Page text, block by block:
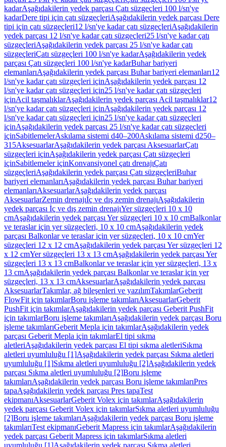
kadarAşağıdakilerin yedek parçası Çatı süzgeçleri 100 l/sn'ye
kadarDere tipi için çatı süzgeçleriAşağıdakilerin yedek parçası Dere
tipi için çatı süzgeçleri12 l/sn'ye kadar çatı süzgeçleriAşağıdakilerin
yedek parçası 12 l/sn'ye kadar çatı süzgeçleri25 l/sn'ye kadar çatı
süzgeçleriAşağıdakilerin yedek parçası 25 l/sn'ye kadar çatı
süzgeçleriÇatı süzgeçleri 100 l/sn'ye kadarAşağıdakilerin yedek
parçası Çatı süzgeçleri 100 l/sn'ye kadarBuhar bariyeri
elemanlarıAşağıdakilerin yedek parçası Buhar bariyeri elemanları12
l/sn'ye kadar çatı süzgeçleri içinAşağıdakilerin yedek parçası 12
l/sn'ye kadar çatı süzgeçleri için25 l/sn'ye kadar çatı süzgeçleri
içinAcil taşmalıklarAşağıdakilerin yedek parçası Acil taşmalıklar12
l/sn'ye kadar çatı süzgeçleri içinAşağıdakilerin yedek parçası 12
l/sn'ye kadar çatı süzgeçleri için25 l/sn'ye kadar çatı süzgeçleri
içinAşağıdakilerin yedek parçası 25 l/sn'ye kadar çatı süzgeçleri
içinSabitlemelerAskılama sistemi d40–200Askılama sistemi d250–
315AksesuarlarAşağıdakilerin yedek parçası AksesuarlarÇatı
süzgeçleri içinAşağıdakilerin yedek parçası Çatı süzgeçleri
içinSabitlemeler içinKonvansiyonel çatı drenajıÇatı
süzgeçleriAşağıdakilerin yedek parçası Çatı süzgeçleriBuhar
bariyeri elemanlarıAşağıdakilerin yedek parçası Buhar bariyeri
elemanlarıAksesuarlarAşağıdakilerin yedek parçası
AksesuarlarZemin drenajıİç ve dış zemin drenajıAşağıdakilerin
yedek parçası İç ve dış zemin drenajıYer süzgeçleri 10 x 10
cmAşağıdakilerin yedek parçası Yer süzgeçleri 10 x 10 cmBalkonlar
ve teraslar için yer süzgeçleri, 10 x 10 cmAşağıdakilerin yedek
parçası Balkonlar ve teraslar için yer süzgeçleri, 10 x 10 cmYer
süzgeçleri 12 x 12 cmAşağıdakilerin yedek parçası Yer süzgeçleri 12
x 12 cmYer süzgeçleri 13 x 13 cmAşağıdakilerin yedek parçası Yer
süzgeçleri 13 x 13 cmBalkonlar ve teraslar için yer süzgeçleri, 13 x
13 cmAşağıdakilerin yedek parçası Balkonlar ve teraslar için yer
süzgeçleri, 13 x 13 cmAksesuarlarAşağıdakilerin yedek parçası
AksesuarlarTakımlar, ağ bileşenleri ve yazılımTakımlarGeberit
FlowFit için takımlarBoru işleme takımlarıAksesuarlarGeberit
PushFit için takımlarAşağıdakilerin yedek parçası Geberit PushFit
için takımlarBoru işleme takımlarıAşağıdakilerin yedek parçası Boru
işleme takımlarıGeberit Mepla için takımlarAşağıdakilerin yedek
parçası Geberit Mepla için takımlarEl tipi sıkma
aletleriAşağıdakilerin yedek parçası El tipi sıkma aletleriSıkma
aletleri uyumluluğu [1]Aşağıdakilerin yedek parçası Sıkma aletleri
uyumluluğu [1]Sıkma aletleri uyumluluğu [2]Aşağıdakilerin yedek
parçası Sıkma aletleri uyumluluğu [2]Boru işleme
takımlarıAşağıdakilerin yedek parçası Boru işleme takımlarıPres
tapaAşağıdakilerin yedek parçası Pres tapaTest
ekipmanıAksesuarlarGeberit Volex için takımlarAşağıdakilerin
yedek parçası Geberit Volex için takımlarSıkma aletleri uyumluluğu
[2]Boru işleme takımlarıAşağıdakilerin yedek parçası Boru işleme
takımlarıTest ekipmanıGeberit Mapress için takımlarAşağıdakilerin
yedek parçası Geberit Mapress için takımlarSıkma aletleri
uyumluluğu [1]Aşağıdakilerin yedek parçası Sıkma aletleri